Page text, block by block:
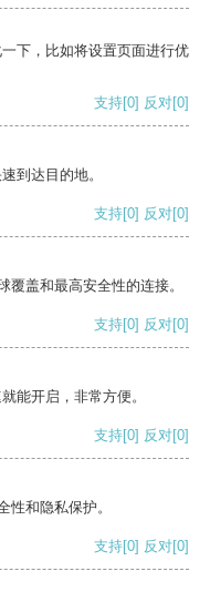
下，比如将设置页面进行优
支持[0] 反对[0]
到达目的地。
支持[0] 反对[0]
盖和最高安全性的连接。
支持[0] 反对[0]
能开启，非常方便。
支持[0] 反对[0]
性和隐私保护。
支持[0] 反对[0]